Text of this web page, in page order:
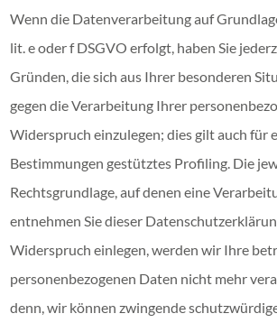
Wenn die Datenverarbeitung auf
lit. e oder f DSGVO erfolgt, haben Sie
Gründen, die sich aus Ihrer besonderen
gegen die Verarbeitung Ihrer
Widerspruch einzulegen; dies gilt auch für
Bestimmungen gestütztes Profiling. Die
Rechtsgrundlage, auf denen eine
entnehmen Sie dieser
Widerspruch einlegen, werden wir Ihre
personenbezogenen Daten nicht mehr
denn, wir können zwingende